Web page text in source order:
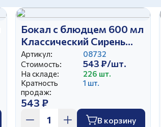
Бокал с блюдцем 600 мл
Классический Сирень
эконом
Артикул:
08732
Стоимость:
543 ₽/шт.
На складе:
226 шт.
Кратность
продаж:
1 шт.
543 ₽
В корзину